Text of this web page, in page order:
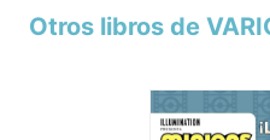
Otros libros de